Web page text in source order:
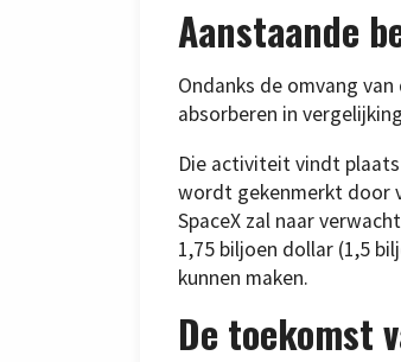
Aanstaande
Ondanks de omvang
absorberen in
Die activiteit vindt
wordt gekenmerkt door
SpaceX zal naar
1,75 biljoen dollar (1,5
kunnen maken.
De toekomst